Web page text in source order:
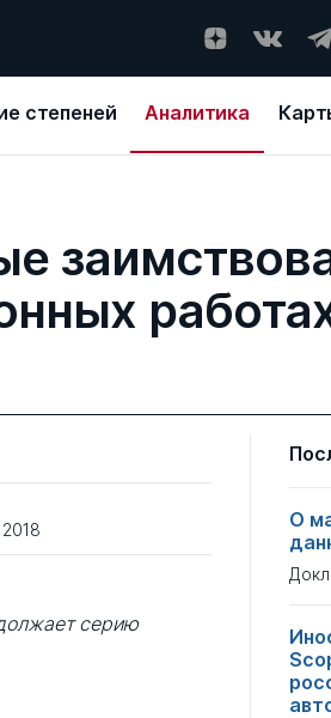
степеней Аналитика
серию
О